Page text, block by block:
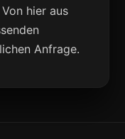
hier aus
Anfrage.